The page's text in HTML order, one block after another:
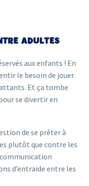
ADULTES
aux enfants ! En
le besoin de jouer
Et ça tombe
se divertir en
de se prêter à
plutôt que contre les
d’entraide entre les